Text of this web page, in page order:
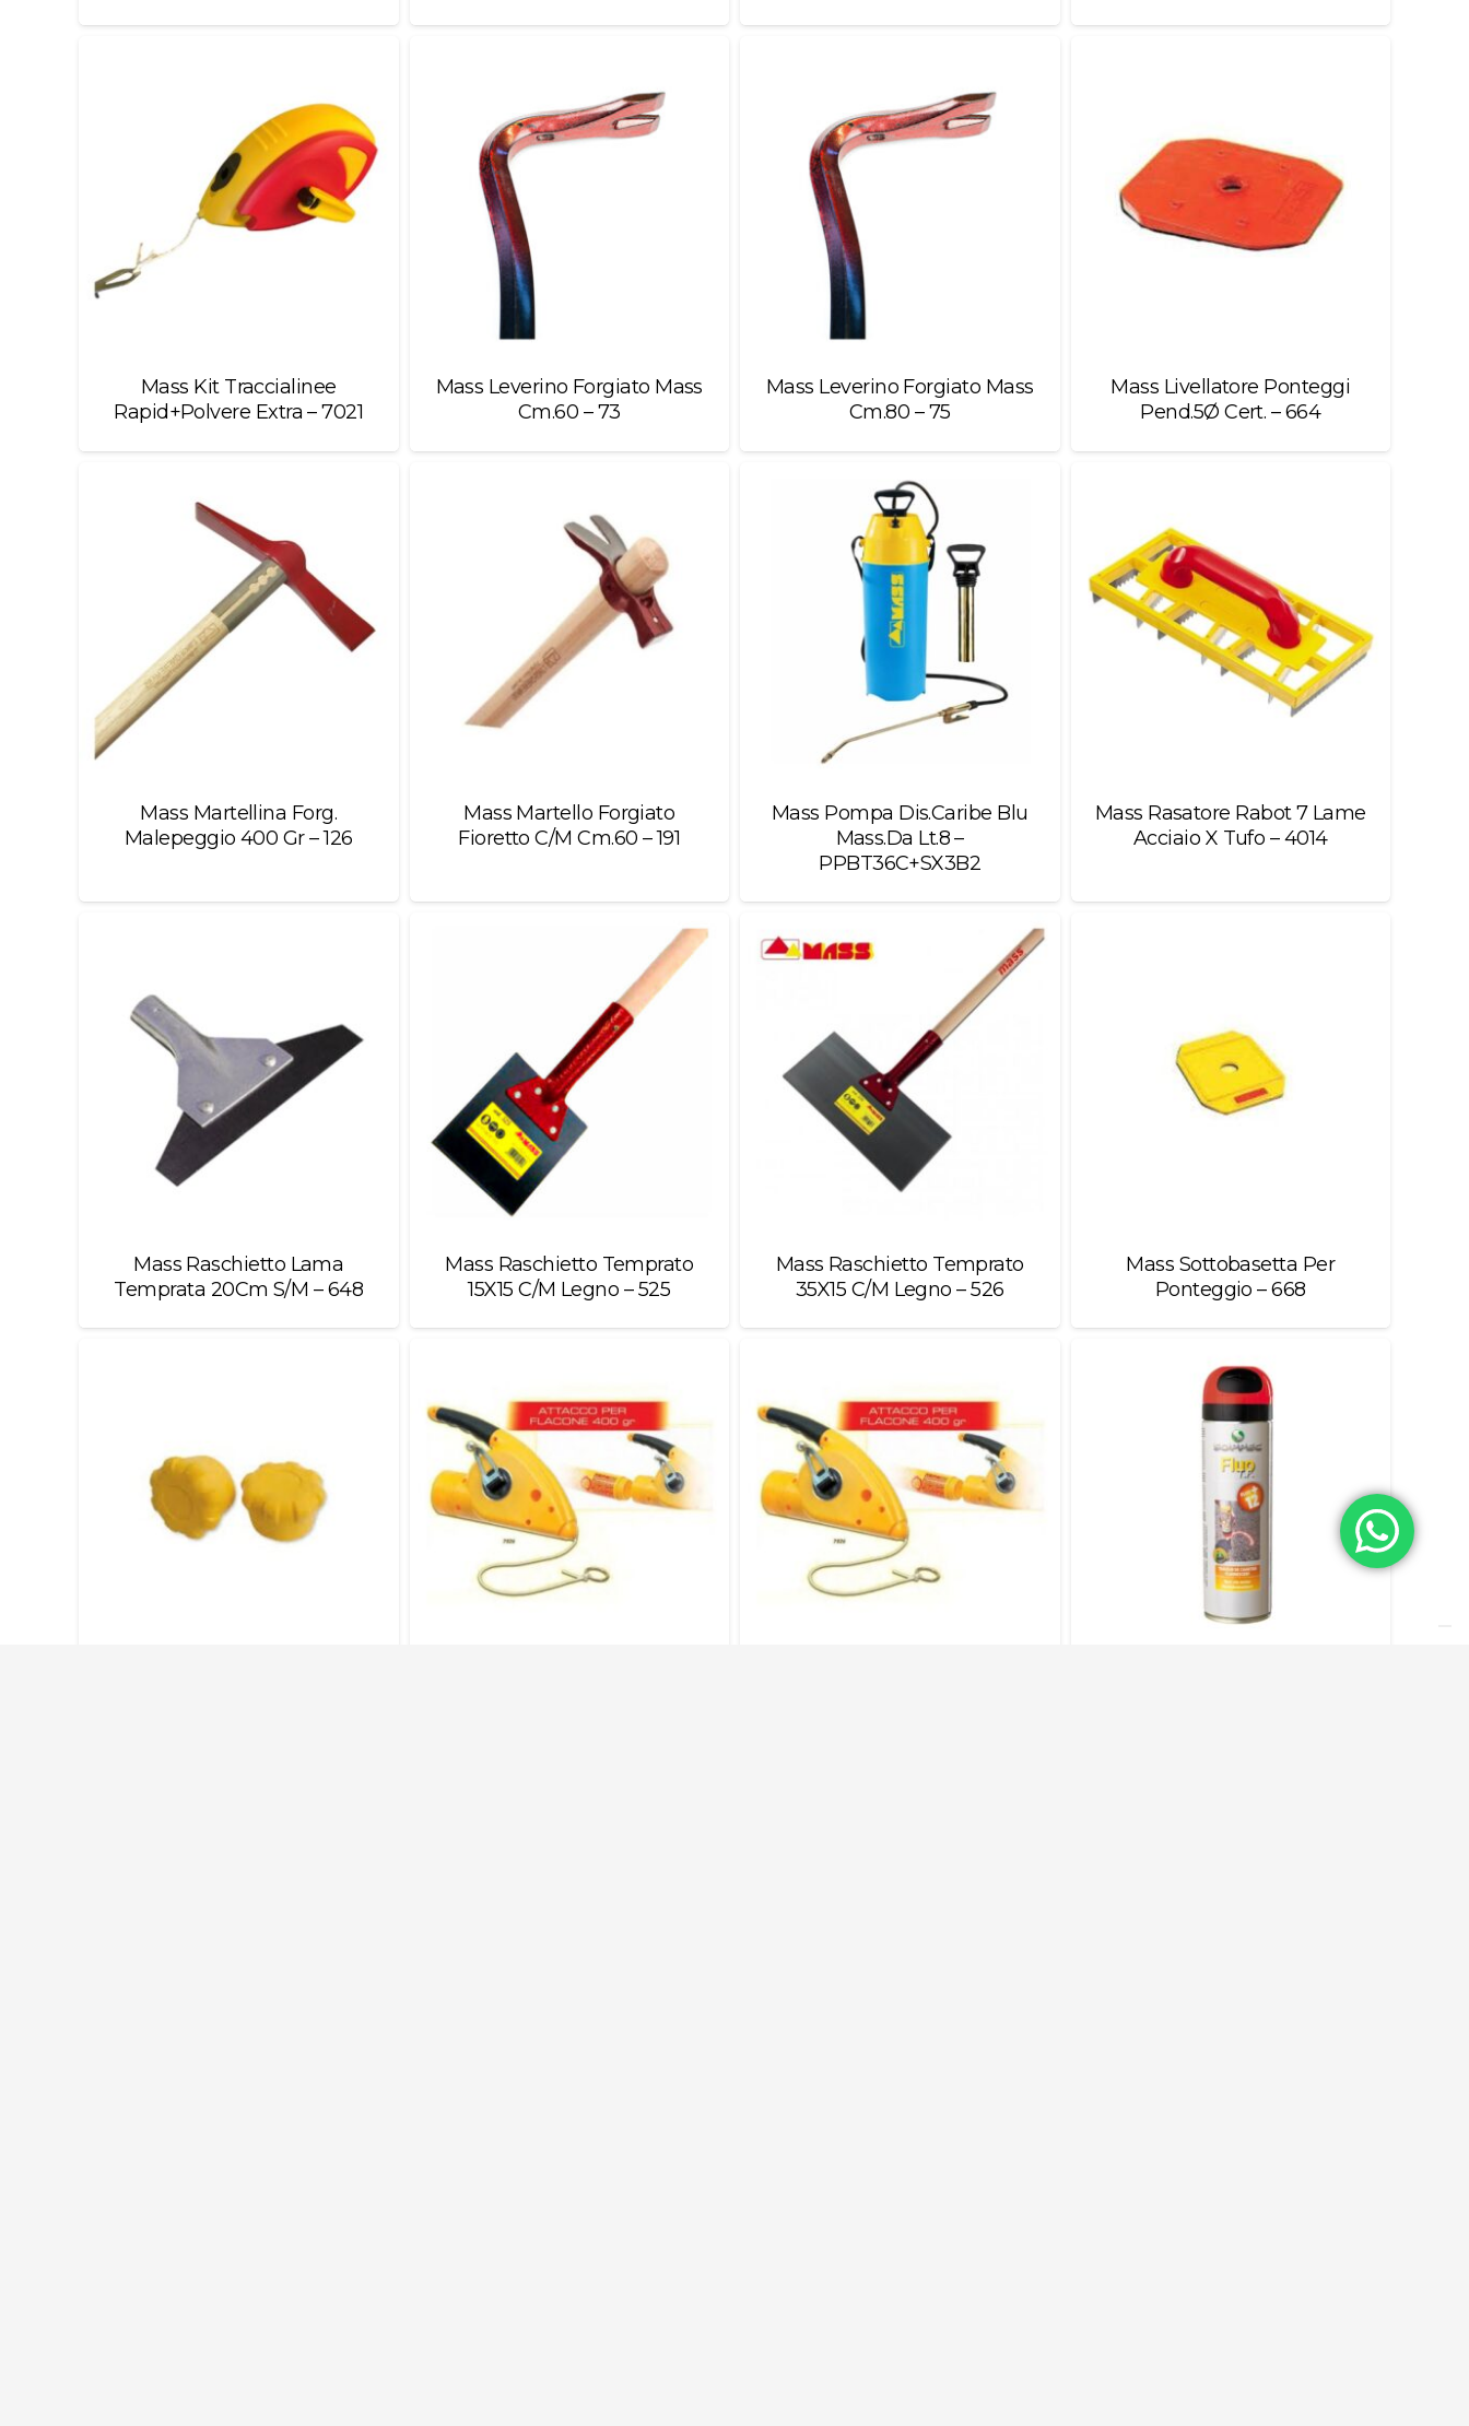
Mass Kit Traccialinee
Rapid+Polvere Extra – 7021
Mass Leverino Forgiato Mass
Cm.60 – 73
Mass Leverino Forgiato Mass
Cm.80 – 75
Mass Livellatore Ponteggi
Pend.5Ø Cert. – 664
Mass Martellina Forg.
Malepeggio 400 Gr – 126
Mass Martello Forgiato
Fioretto C/M Cm.60 – 191
Mass Pompa Dis.Caribe Blu
Mass.Da Lt.8 –
PPBT36C+SX3B2
Mass Rasatore Rabot 7 Lame
Acciaio X Tufo – 4014
Mass Raschietto Lama
Temprata 20Cm S/M – 648
Mass Raschietto Temprato
15X15 C/M Legno – 525
Mass Raschietto Temprato
35X15 C/M Legno – 526
Mass Sottobasetta Per
Ponteggio – 668